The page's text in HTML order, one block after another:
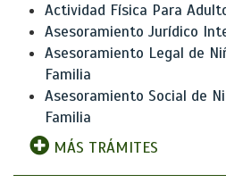
Actividad Física Para
Asesoramiento Jurídico
Asesoramiento Legal de
Familia
Asesoramiento Social de
Familia
MÁS TRÁMITES